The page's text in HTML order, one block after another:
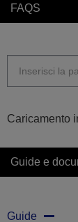
FAQS
Caricamento
Guide e
Guide